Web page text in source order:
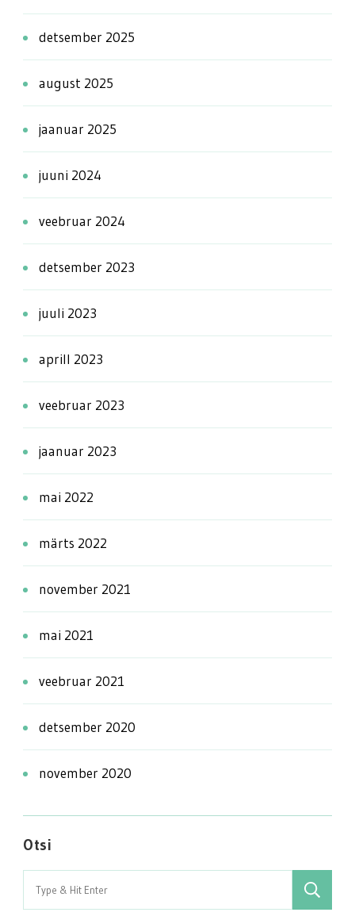
detsember 2025
august 2025
jaanuar 2025
juuni 2024
veebruar 2024
detsember 2023
juuli 2023
aprill 2023
veebruar 2023
jaanuar 2023
mai 2022
märts 2022
november 2021
mai 2021
veebruar 2021
detsember 2020
november 2020
Otsi
Search
for: